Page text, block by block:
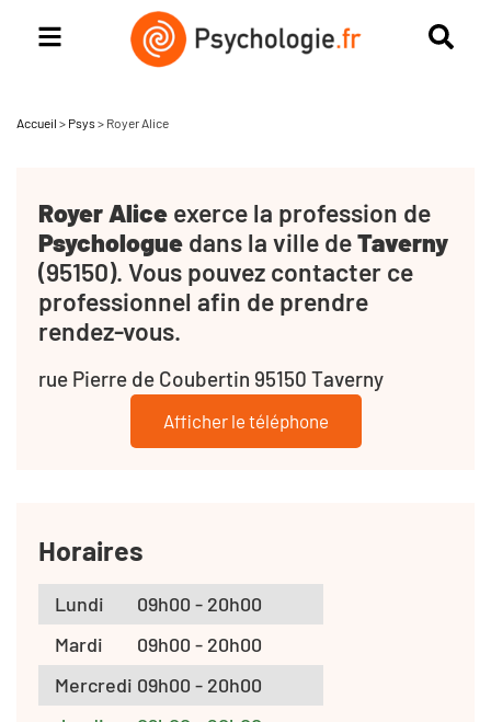
Accueil > Psys > Royer Alice
Royer Alice exerce la profession de
Psychologue dans la ville deTaverny
(95150). Vous pouvez contacter ce
professionnel afin de prendre
rendez-vous.
rue Pierre de Coubertin 95150 Taverny
Afficher le téléphone
Horaires
Lundi
09h00 - 20h00
Mardi
09h00 - 20h00
Mercredi 09h00 - 20h00